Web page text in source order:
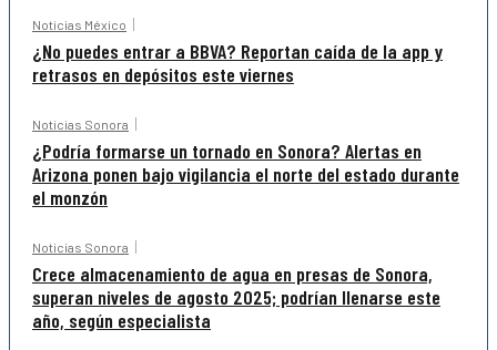
Noticias México
¿No puedes entrar a BBVA? Reportan caída de la app y
retrasos en depósitos este viernes
Noticias Sonora
¿Podría formarse un tornado en Sonora? Alertas en
Arizona ponen bajo vigilancia el norte del estado durante
el monzón
Noticias Sonora
Crece almacenamiento de agua en presas de Sonora,
superan niveles de agosto 2025; podrían llenarse este
año, según especialista